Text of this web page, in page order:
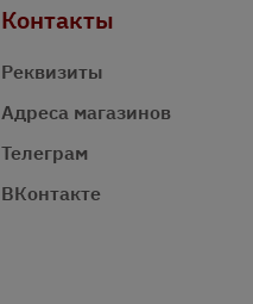
Контакты
Реквизиты
Адреса магазинов
Телеграм
ВКонтакте